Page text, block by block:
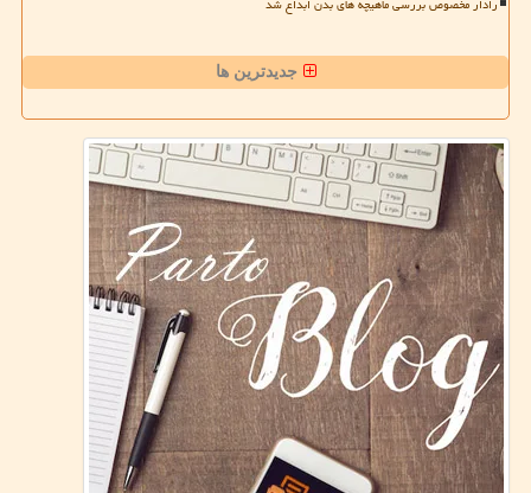
رادار مخصوص بررسی ماهیچه های بدن ابداع شد
جدیدترین ها